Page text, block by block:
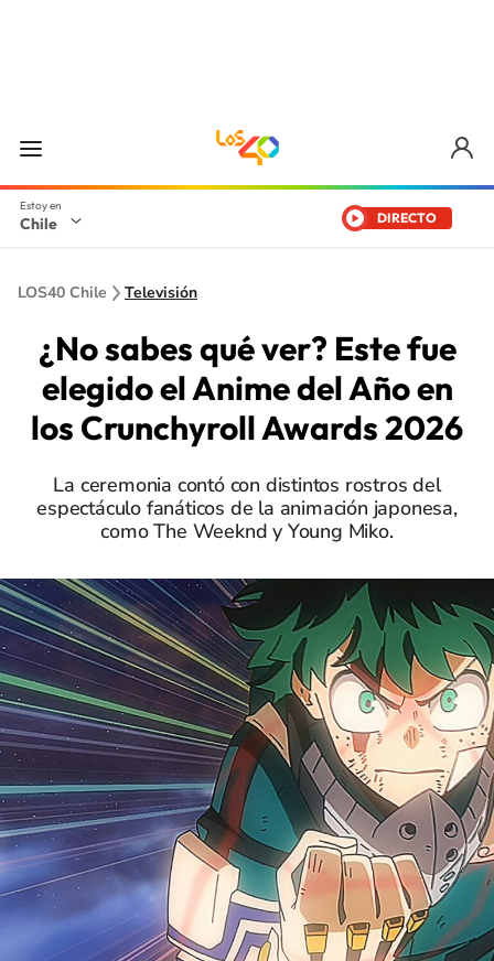
Chile DIRECTO
LOS40 Chile Televisión
¿No sabes qué ver? Este fue
elegido el Anime del Año en
los Crunchyroll Awards 2026
La ceremonia contó con distintos rostros del
espectáculo fanáticos de la animación japonesa,
como The Weeknd y Young Miko.